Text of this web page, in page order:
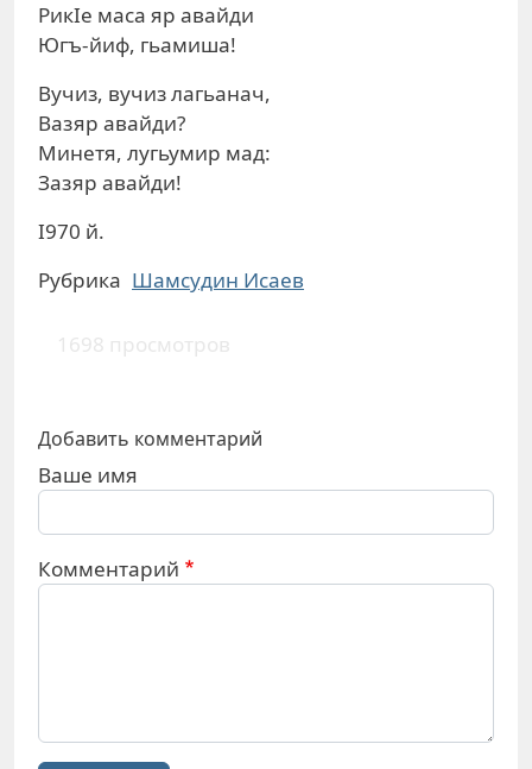
РикIе маса яр авайди
Югъ-йиф, гьамиша!
Вучиз, вучиз лагьанач,
Вазяр авайди?
Минетя, лугьумир мад:
Зазяр авайди!
I970 й.
Рубрика Шамсудин Исаев
1698 просмотров
Добавить комментарий
Ваше имя
Комментарий